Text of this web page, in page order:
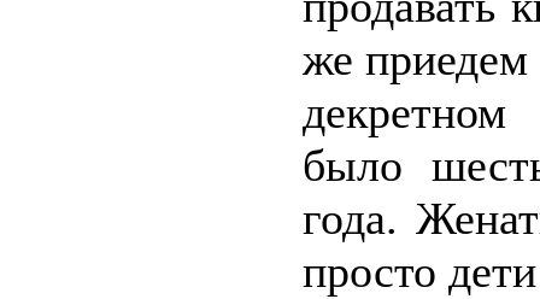
же приедем
было
года.
просто